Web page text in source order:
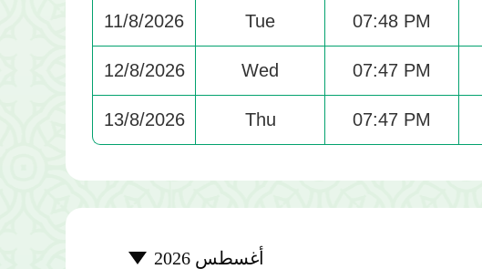
11/8/2026 Tue 07:48 PM
12/8/2026 Wed 07:47 PM
13/8/2026 Thu 07:47 PM
2026-08
أغسطس 2026